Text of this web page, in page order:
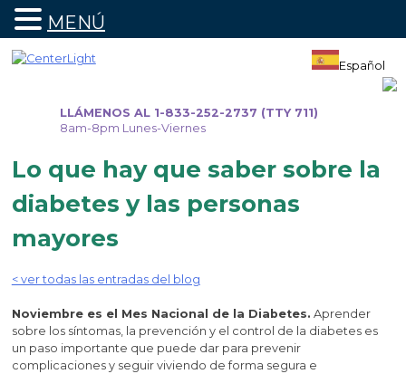
LLÁMENOS AL 1-833-252-2737 (TTY 711)
8am-8pm Lunes-Viernes
Español
Lo que hay que saber sobre la
diabetes y las personas
mayores
< ver todas las entradas del blog
Noviembre es el Mes Nacional de la Diabetes. Aprender
sobre los síntomas, la prevención y el control de la diabetes es
un paso importante que puede dar para prevenir
complicaciones y seguir viviendo de forma segura e
MENÚ